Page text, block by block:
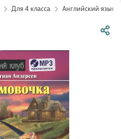
Для 4 класса Английский язык 4